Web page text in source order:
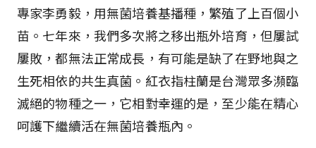
專家李勇毅，用無菌培養基播種，繁殖了上百個小
苗。七年來，我們多次將之移出瓶外培育，但屢試
屢敗，都無法正常成長，有可能是缺了在野地與之
生死相依的共生真菌。紅衣指柱蘭是台灣眾多瀕臨
滅絕的物種之一，它相對幸運的是，至少能在精心
呵護下繼續活在無菌培養瓶內。